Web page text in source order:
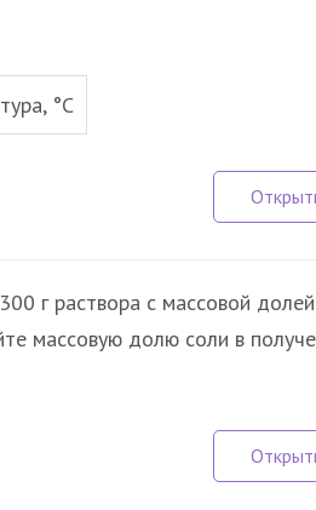
°С
г раствора с массовой
массовую долю соли в